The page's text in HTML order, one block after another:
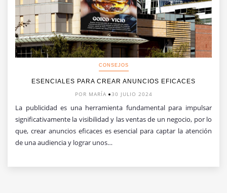
CONSEJOS
ESENCIALES PARA CREAR ANUNCIOS EFICACES
POR MARÍA
30 JULIO 2024
La publicidad es una herramienta fundamental para impulsar
significativamente la visibilidad y las ventas de un negocio, por lo
que, crear anuncios eficaces es esencial para captar la atención
de una audiencia y lograr unos…